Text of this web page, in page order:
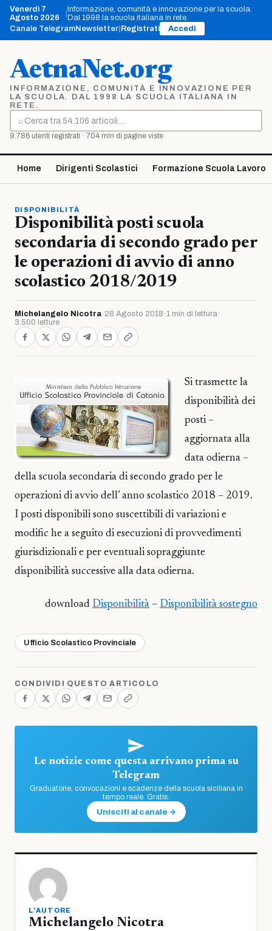
Vai
contenuto
Venerdì 7
Agosto 2026
Informazione, comunità e innovazione per la scuola.
Dal 1998 la scuola italiana in rete.
Canale TelegramNewsletter Registrati Accedi
AetnaNet.org
INFORMAZIONE, COMUNITÀ E INNOVAZIONE PER
LA SCUOLA. DAL 1998 LA SCUOLA ITALIANA IN
RETE.
⌕
Cerca
9.786 utenti registrati · 704 mln di pagine viste
Home Dirigenti Scolastici Formazione Scuola Lavoro
DISPONIBILITÀ
Disponibilità posti scuola
secondaria di secondo grado per
le operazioni di avvio di anno
scolastico 2018/2019
Michelangelo Nicotra· 28 Agosto 2018 ·1 min di lettura·
3.500 letture
Si trasmette la
disponibilità dei
posti –
aggiornata alla
data odierna –
della scuola secondaria di secondo grado per le
operazioni di avvio dell’ anno scolastico 2018 – 2019.
I posti disponibili sono suscettibili di variazioni e
modific he a seguito di esecuzioni di provvedimenti
giurisdizionali e per eventuali sopraggiunte
disponibilità successive alla data odierna.
download Disponibilità – Disponibilità sostegno
Ufficio Scolastico Provinciale
CONDIVIDI QUESTO ARTICOLO
Le notizie come questa arrivano prima su
Telegram
Graduatorie, convocazioni e scadenze della scuola siciliana in
tempo reale. Gratis.
Unisciti al canale →
L'AUTORE
Michelangelo Nicotra